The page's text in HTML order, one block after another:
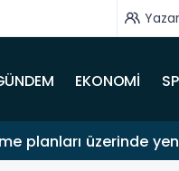
EKONOMİ
planları üzerinde